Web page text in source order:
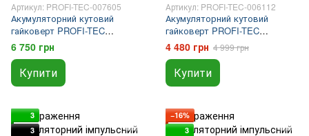
Артикул: PROFI-TEC-007605
Акумуляторний кутовий
гайковерт PROFI-TEC
PWR1620BL POWERLine
(2×PT2040MP (4.0 Аг),
зарядний пристрій)
6 750 грн
Купити
Артикул: PROFI-TEC-006112
Акумуляторний кутовий
гайковерт PROFI-TEC
PWR1620BL POWERLine (без
акумулятора та зарядного
пристрою)
4 480 грн 4 999 грн
Купити
3
3
−16%
3